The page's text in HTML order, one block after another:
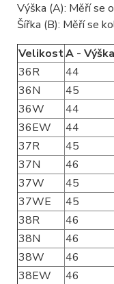
Výška (A): Měří se
Šířka (B): Měří se
VelikostA -
36R
44
36N
45
36W
44
36EW
44
37R
45
37N
46
37W
45
37WE
45
38R
46
38N
46
38W
46
38EW
46